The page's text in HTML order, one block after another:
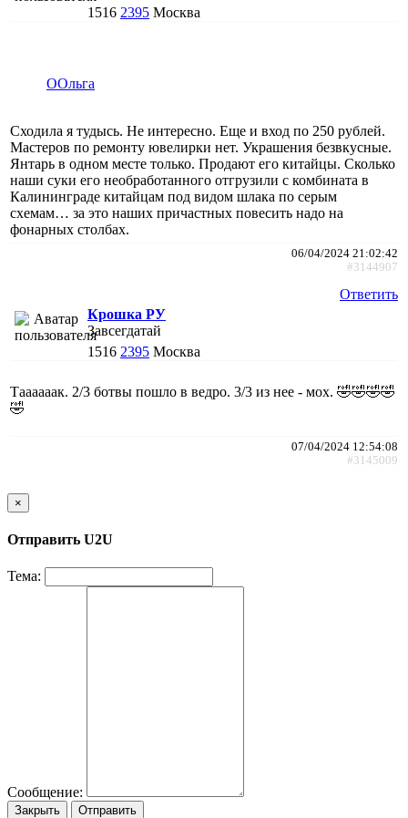
1516 2395 Москва
ООльга
Сходила я тудысь. Не интересно. Еще и вход по 250 рублей.
Мастеров по ремонту ювелирки нет. Украшения безвкусные.
Янтарь в одном месте только. Продают его китайцы. Сколько
наши суки его необработанного отгрузили с комбината в
Калининграде китайцам под видом шлака по серым
схемам… за это наших причастных повесить надо на
фонарных столбах.
06/04/2024 21:02:42
#3144907
Ответить
Крошка РУ
Завсегдатай
1516 2395 Москва
Таааааак. 2/3 ботвы пошло в ведро. 3/3 из нее - мох. 🤣🤣🤣🤣
🤣
07/04/2024 12:54:08
#3145009
×
Отправить U2U
Тема:
Сообщение:
Закрыть Отправить